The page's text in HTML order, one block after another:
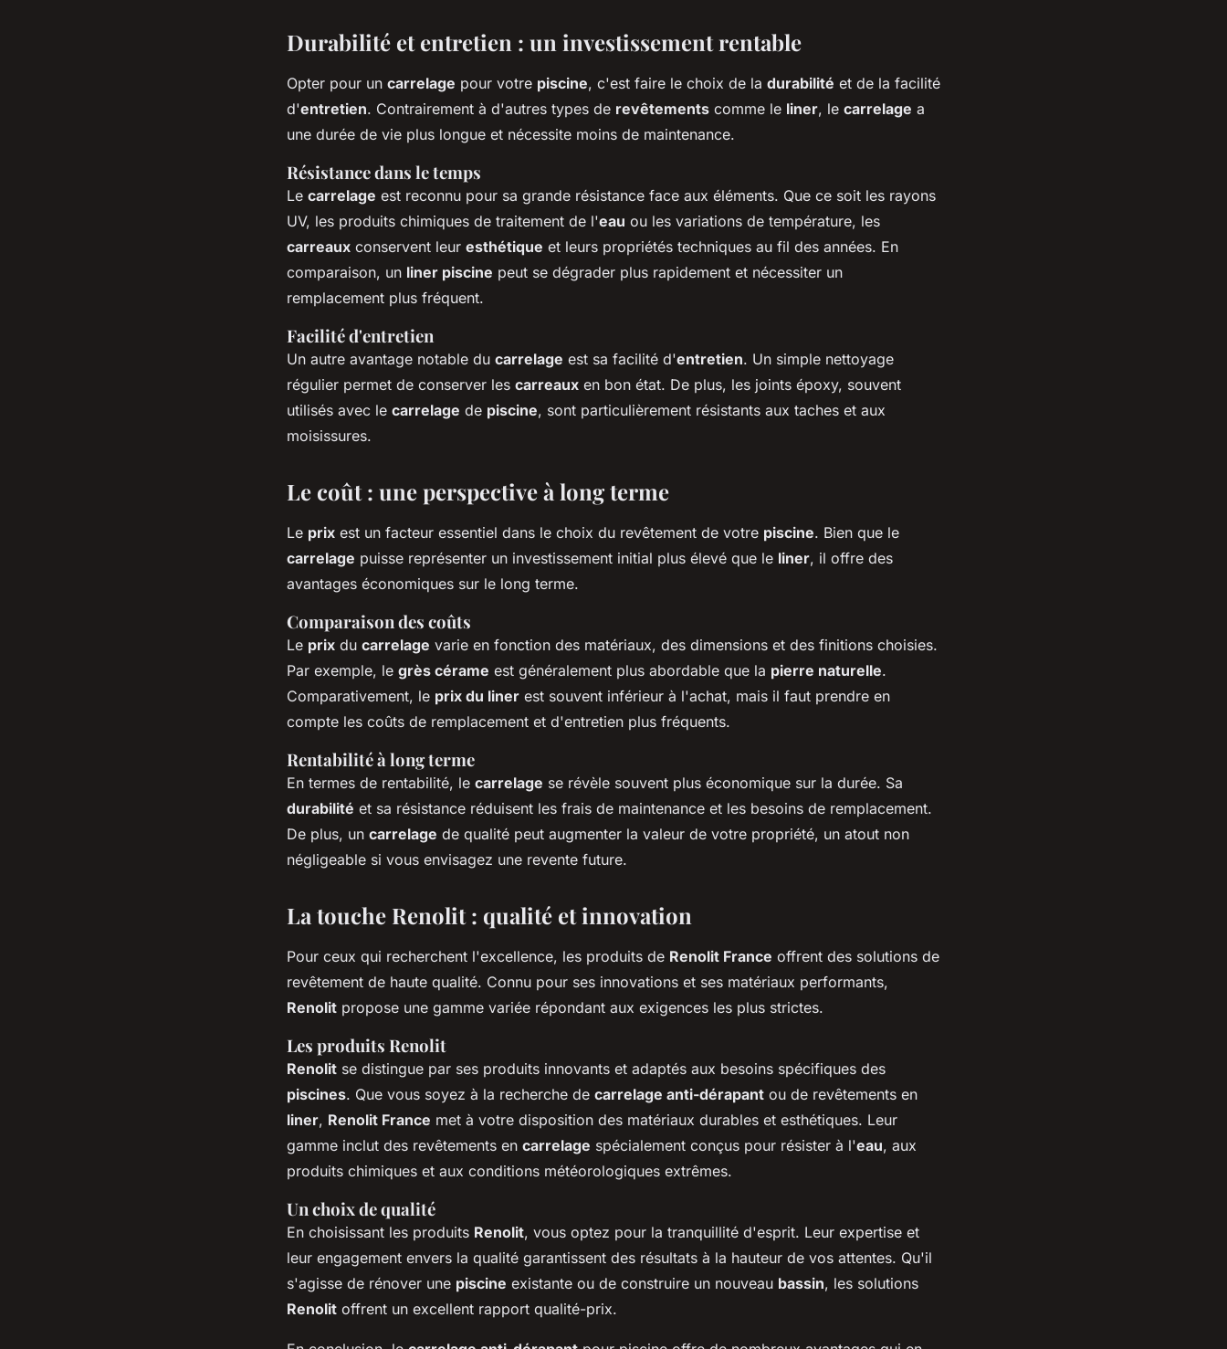
Durabilité et entretien : un investissement rentable
Opter pour un carrelage pour votre piscine, c'est faire le choix de la durabilité et de la facilité
d'entretien. Contrairement à d'autres types de revêtements comme le liner, le carrelage a
une durée de vie plus longue et nécessite moins de maintenance.
Résistance dans le temps
Le carrelage est reconnu pour sa grande résistance face aux éléments. Que ce soit les rayons
UV, les produits chimiques de traitement de l'eau ou les variations de température, les
carreaux conservent leur esthétique et leurs propriétés techniques au fil des années. En
comparaison, un liner piscine peut se dégrader plus rapidement et nécessiter un
remplacement plus fréquent.
Facilité d'entretien
Un autre avantage notable du carrelage est sa facilité d'entretien. Un simple nettoyage
régulier permet de conserver les carreaux en bon état. De plus, les joints époxy, souvent
utilisés avec le carrelage de piscine, sont particulièrement résistants aux taches et aux
moisissures.
Le coût : une perspective à long terme
Le prix est un facteur essentiel dans le choix du revêtement de votre piscine. Bien que le
carrelage puisse représenter un investissement initial plus élevé que le liner, il offre des
avantages économiques sur le long terme.
Comparaison des coûts
Le prix du carrelage varie en fonction des matériaux, des dimensions et des finitions choisies.
Par exemple, le grès cérame est généralement plus abordable que la pierre naturelle.
Comparativement, le prix du liner est souvent inférieur à l'achat, mais il faut prendre en
compte les coûts de remplacement et d'entretien plus fréquents.
Rentabilité à long terme
En termes de rentabilité, le carrelage se révèle souvent plus économique sur la durée. Sa
durabilité et sa résistance réduisent les frais de maintenance et les besoins de remplacement.
De plus, un carrelage de qualité peut augmenter la valeur de votre propriété, un atout non
négligeable si vous envisagez une revente future.
La touche Renolit : qualité et innovation
Pour ceux qui recherchent l'excellence, les produits de Renolit France offrent des solutions de
revêtement de haute qualité. Connu pour ses innovations et ses matériaux performants,
Renolit propose une gamme variée répondant aux exigences les plus strictes.
Les produits Renolit
Renolit se distingue par ses produits innovants et adaptés aux besoins spécifiques des
piscines. Que vous soyez à la recherche de carrelage anti-dérapant ou de revêtements en
liner, Renolit France met à votre disposition des matériaux durables et esthétiques. Leur
gamme inclut des revêtements en carrelage spécialement conçus pour résister à l'eau, aux
produits chimiques et aux conditions météorologiques extrêmes.
Un choix de qualité
En choisissant les produits Renolit, vous optez pour la tranquillité d'esprit. Leur expertise et
leur engagement envers la qualité garantissent des résultats à la hauteur de vos attentes. Qu'il
s'agisse de rénover une piscine existante ou de construire un nouveau bassin, les solutions
Renolit offrent un excellent rapport qualité-prix.